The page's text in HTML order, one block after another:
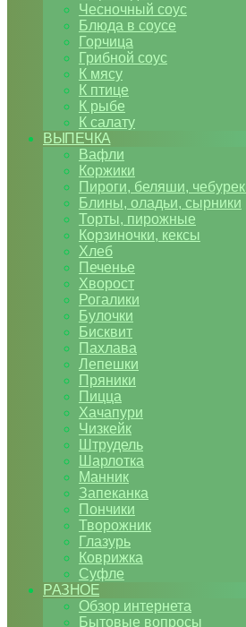
Чесночный соус
Блюда в соусе
Горчица
Грибной соус
К мясу
К птице
К рыбе
К салату
ВЫПЕЧКА
Вафли
Коржики
Пироги, беляши,
Блины, оладьи, сырники
Торты, пирожные
Корзиночки, кексы
Хлеб
Печенье
Хворост
Рогалики
Булочки
Бисквит
Пахлава
Лепешки
Пряники
Пицца
Хачапури
Чизкейк
Штрудель
Шарлотка
Манник
Запеканка
Пончики
Творожник
Глазурь
Коврижка
Суфле
РАЗНОЕ
Обзор интернета
Бытовые вопросы